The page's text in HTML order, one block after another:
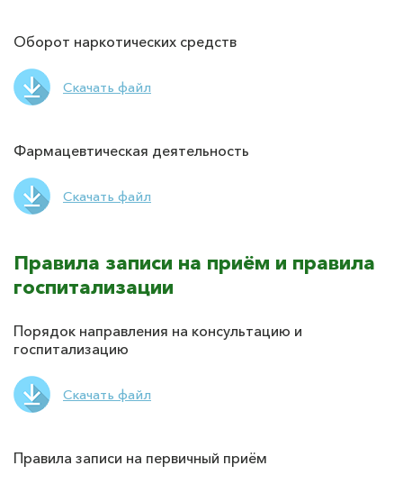
Оборот наркотических средств
Скачать файл
Фармацевтическая деятельность
Скачать файл
Правила записи на приём и правила
госпитализации
Порядок направления на консультацию и
госпитализацию
Скачать файл
Правила записи на первичный приём